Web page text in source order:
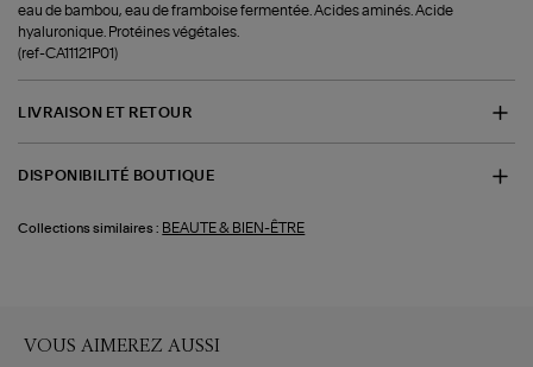
eau de bambou, eau de framboise fermentée. Acides aminés. Acide
hyaluronique. Protéines végétales.
(ref-CA11121P01)
LIVRAISON ET RETOUR
DISPONIBILITÉ BOUTIQUE
Collections similaires : BEAUTE & BIEN-ÊTRE
VOUS AIMEREZ AUSSI